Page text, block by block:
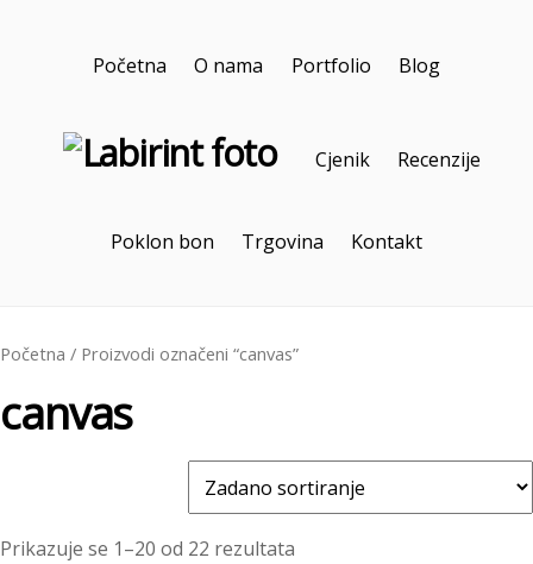
Početna O nama Portfolio Blog
Cjenik Recenzije
Poklon bon Trgovina Kontakt
Početna / Proizvodi označeni “canvas”
canvas
Prikazuje se 1–20 od 22 rezultata